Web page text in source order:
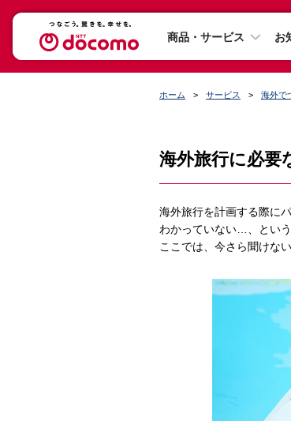
商品・サービス お
ホーム サービス 海外で
海外旅行に必要
海外旅行を計画する際に
わかっていない…、とい
ここでは、今さら聞けな